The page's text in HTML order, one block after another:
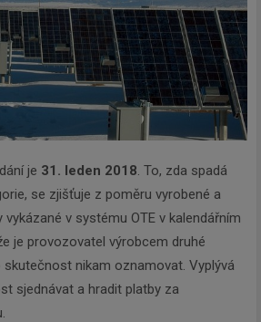
je 31. leden 2018. To, zda spadá
se zjišťuje z poměru vyrobené a
v systému OTE v kalendářním
je provozovatel výrobcem druhé
nikam oznamovat. Vyplývá
sjednávat a hradit platby za